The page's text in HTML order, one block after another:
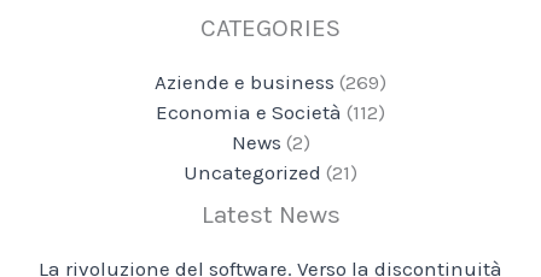
CATEGORIES
Aziende e business (269)
Economia e Società (112)
News (2)
Uncategorized (21)
Latest News
La rivoluzione del software. Verso la discontinuità